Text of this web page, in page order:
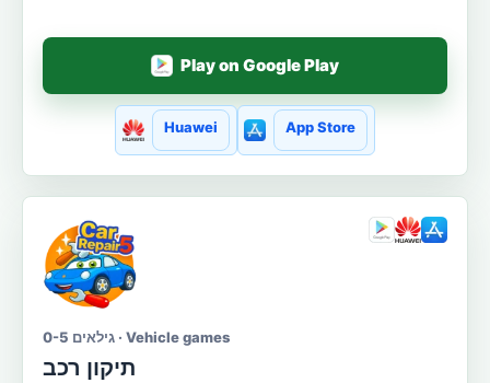
Play on Google Play
Huawei App Store
גילאים 0-5 · Vehicle games
תיקון רכב